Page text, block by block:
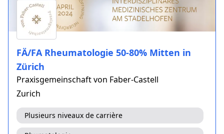
FÄ/FA Rheumatologie 50-80% Mitten in
Zürich
Praxisgemeinschaft von Faber-Castell
Zurich
Plusieurs niveaux de carrière